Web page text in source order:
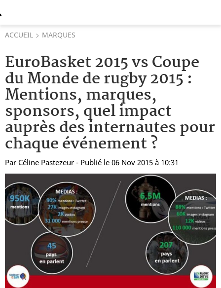
ACCUEIL MARQUES
EuroBasket 2015 vs Coupe
du Monde de rugby 2015 :
Mentions, marques,
sponsors, quel impact
auprès des internautes pour
chaque événement ?
Par Céline Pastezeur - Publié le 06 Nov 2015 à 10:31